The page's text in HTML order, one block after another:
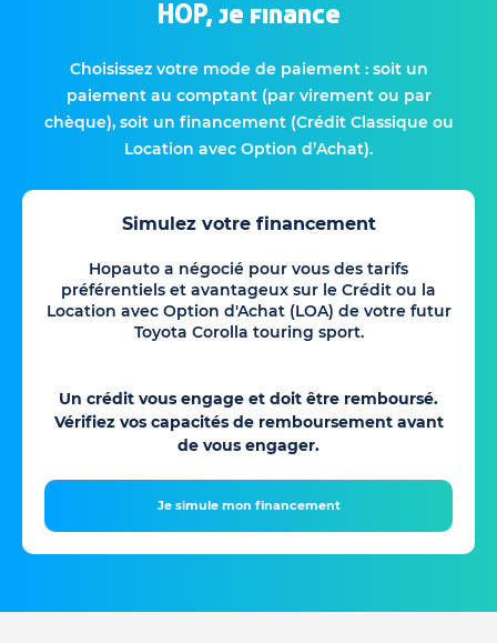
HOP, je finance
Choisissez votre mode de paiement : soit un
paiement au comptant (par virement ou par
chèque), soit un financement (Crédit Classique ou
Location avec Option d’Achat).
Simulez votre financement
Hopauto a négocié pour vous des tarifs
préférentiels et avantageux sur le Crédit ou la
Location avec Option d'Achat (LOA) de votre futur
Toyota Corolla touring sport.
Un crédit vous engage et doit être remboursé.
Vérifiez vos capacités de remboursement avant
de vous engager.
Je simule mon financement